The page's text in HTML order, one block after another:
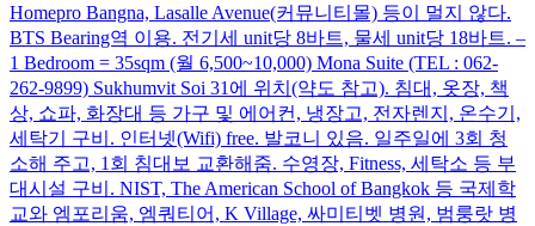
Homepro Bangna, Lasalle Avenue(커뮤니티몰) 등이 멀지 않다.
BTS Bearing역 이용. 전기세 unit당 8바트, 물세 unit당 18바트. –
1 Bedroom = 35sqm (월 6,500~10,000) Mona Suite (TEL : 062-
262-9899) Sukhumvit Soi 31에 위치(약도 참고). 침대, 옷장, 책
상, 쇼파, 화장대 등 가구 및 에어컨, 냉장고, 전자렌지, 온수기,
세탁기 구비. 인터넷(Wifi) free. 발코니 있음. 일주일에 3회 청
소해 주고, 1회 침대보 교환해줌. 수영장, Fitness, 세탁소 등 부
대시설 구비. NIST, The American School of Bangkok 등 국제학
교와 엠포리움, 엠쿼티어, K Village, 싸미티벳 병원, 범룽랏 병